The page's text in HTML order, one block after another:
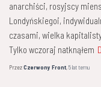
anarchiści, rosyjscy
Londyńskiegoi,
czasami, wielka
Tylko wczoraj natknąłem
PrzezCzerwony Front,5 lattemu